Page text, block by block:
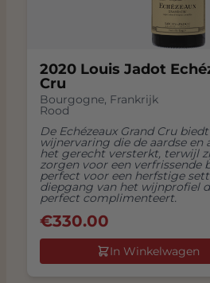
2020 Louis Jadot
Cru
Bourgogne, Frankrijk
Rood
De Echézeaux Grand Cru
wijnervaring die de aardse en
het gerecht versterkt, terwijl
zorgen voor een verfrissende
perfect voor een herfstige
diepgang van het wijnprofiel
perfect complimenteert.
€330.00
In Winkelwagen